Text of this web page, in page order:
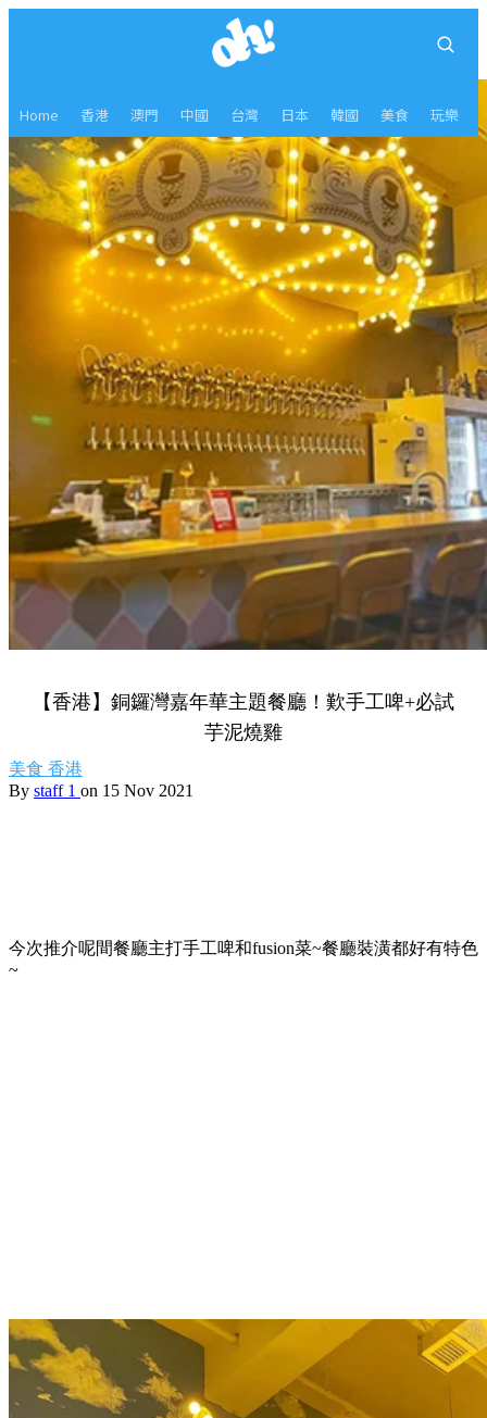
Home 香港 澳門 中國 台灣 日本 韓國 美食 玩樂
【香港】銅鑼灣嘉年華主題餐廳！歎手工啤+必試
芋泥燒雞
美食 香港
By staff 1 on 15 Nov 2021
今次推介呢間餐廳主打手工啤和fusion菜~餐廳裝潢都好有特色
~